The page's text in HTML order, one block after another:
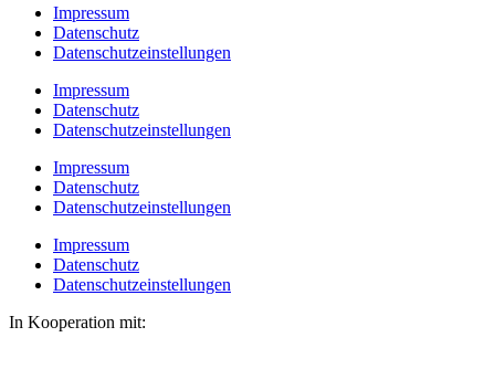
Impressum
Datenschutz
Datenschutzeinstellungen
Impressum
Datenschutz
Datenschutzeinstellungen
Impressum
Datenschutz
Datenschutzeinstellungen
Impressum
Datenschutz
Datenschutzeinstellungen
In Kooperation mit: